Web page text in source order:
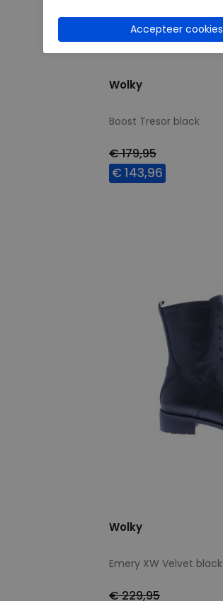
Wolky
Boost Tresor black
€ 179,95
€ 143,96
Wolky
Emery XW Velvet black
€ 229,95